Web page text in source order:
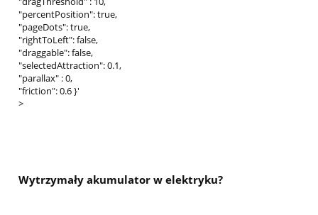
"percentPosition": true,
"pageDots": true,
"rightToLeft": false,
"draggable": false,
"selectedAttraction": 0.1,
"parallax" : 0,
"friction": 0.6 }'
>
Wytrzymały akumulator w elektryku?